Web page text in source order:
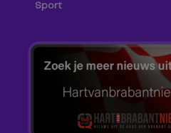
Sport